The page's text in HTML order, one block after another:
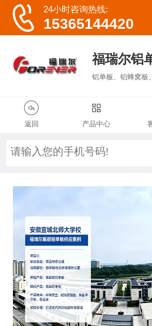
 24小时咨询热线:
15365144420
福瑞尔铝
铝单板、铝蜂窝板

返回

产品中心